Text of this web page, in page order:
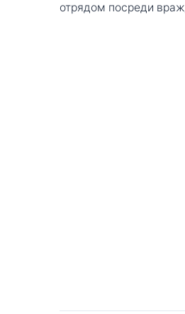
отрядом посреди